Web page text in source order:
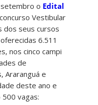
o Edital
Vestibular
dos seus cursos
6.511
nos cinco campi
de
Araranguá e
deste ano e
vagas: